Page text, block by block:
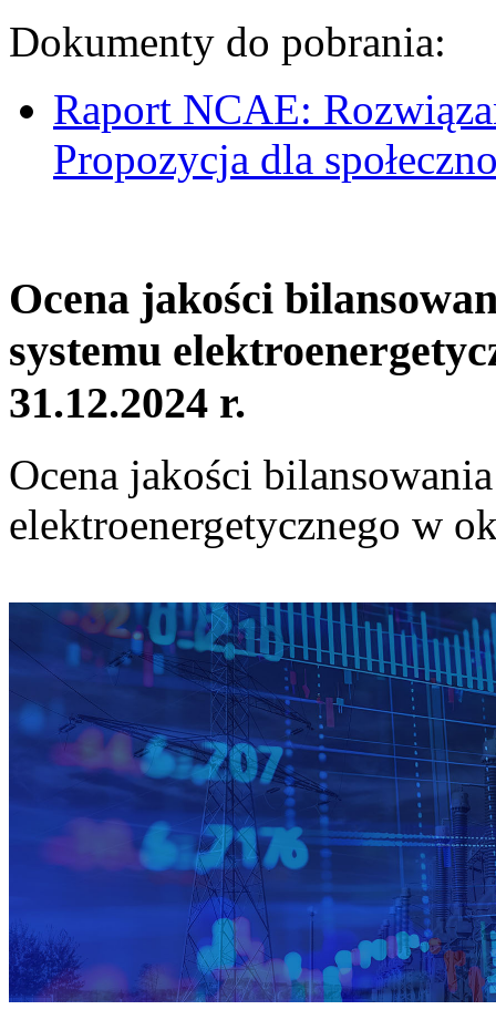
Dokumenty do pobrania:
Raport NCAE:
Propozycja dla
Ocena jakości
systemu
31.12.2024 r.
Ocena jakości
elektroenergetycznego w